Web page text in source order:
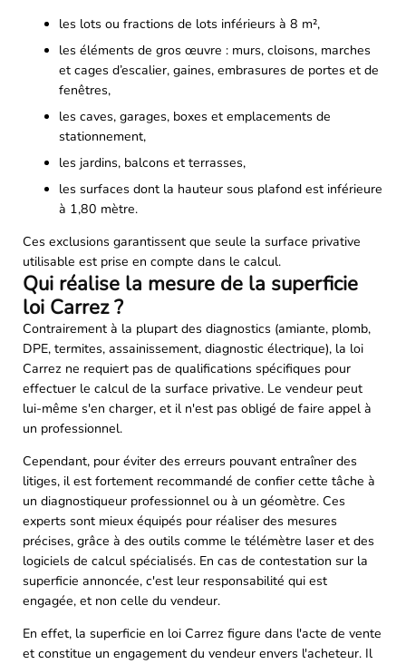
les lots ou fractions de lots inférieurs à 8 m²,
les éléments de gros œuvre : murs, cloisons, marches
et cages d’escalier, gaines, embrasures de portes et de
fenêtres,
les caves, garages, boxes et emplacements de
stationnement,
les jardins, balcons et terrasses,
les surfaces dont la hauteur sous plafond est inférieure
à 1,80 mètre.
Ces exclusions garantissent que seule la surface privative
utilisable est prise en compte dans le calcul.
Qui réalise la mesure de la superficie
loi Carrez ?
Contrairement à la plupart des diagnostics (amiante, plomb,
DPE, termites, assainissement, diagnostic électrique), la loi
Carrez ne requiert pas de qualifications spécifiques pour
effectuer le calcul de la surface privative. Le vendeur peut
lui-même s'en charger, et il n'est pas obligé de faire appel à
un professionnel.
Cependant, pour éviter des erreurs pouvant entraîner des
litiges, il est fortement recommandé de confier cette tâche à
un diagnostiqueur professionnel ou à un géomètre. Ces
experts sont mieux équipés pour réaliser des mesures
précises, grâce à des outils comme le télémètre laser et des
logiciels de calcul spécialisés. En cas de contestation sur la
superficie annoncée, c'est leur responsabilité qui est
engagée, et non celle du vendeur.
En effet, la superficie en loi Carrez figure dans l'acte de vente
et constitue un engagement du vendeur envers l'acheteur. Il